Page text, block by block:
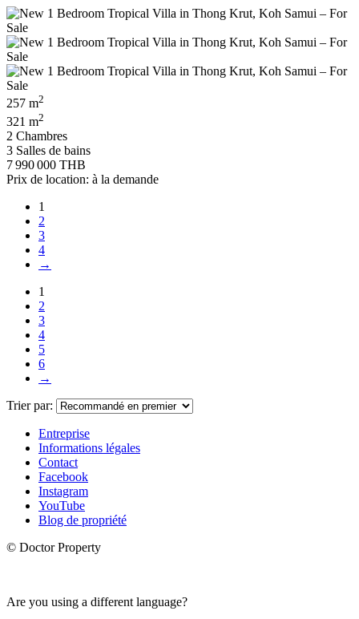
257 m2
321 m2
2 Chambres
3 Salles de bains
7 990 000 THB
Prix de location: à la demande
1
2
3
4
→
1
2
3
4
5
6
→
Trier par:
Entreprise
Informations légales
Contact
Facebook
Instagram
YouTube
Blog de propriété
© Doctor Property
Are you using a different language?